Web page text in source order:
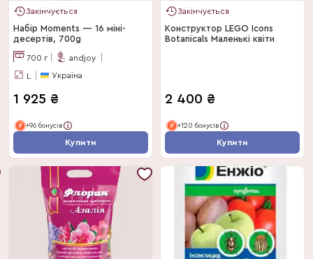
Закінчується
Набір Moments — 16 міні-
десертів, 700g
700 г andjoy
L Україна
1 925 ₴
+96 бонусів
Купити
Закінчується
Конструктор LEGO Icons
Botanicals Маленькі квіти
2 400 ₴
+120 бонусів
Купити